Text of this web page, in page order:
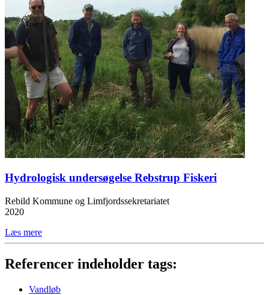
Hydrologisk undersøgelse Rebstrup Fiskeri
Rebild Kommune og Limfjordssekretariatet
2020
Læs mere
Referencer indeholder tags:
Vandløb